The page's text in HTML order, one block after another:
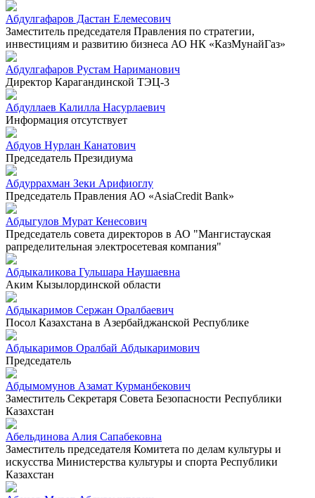
Абдулгафаров Дастан Елемесович
Заместитель председателя Правления по стратегии,
инвестициям и развитию бизнеса АО НК «КазМунайГаз»
Абдулгафаров Рустам Нариманович
Директор Карагандинской ТЭЦ-3
Абдуллаев Калилла Насурлаевич
Информация отсутствует
Абдуов Нурлан Канатович
Председатель Президиума
Абдуррахман Зеки Арифиоглу
Председатель Правления АО «AsiaCredit Bank»
Абдыгулов Мурат Кенесович
Председатель совета директоров в АО "Мангистауская
рапределительная электросетевая компания"
Абдыкаликова Гульшара Наушаевна
Аким Кызылординской области
Абдыкаримов Сержан Оралбаевич
Посол Казахстана в Азербайджанской Республике
Абдыкаримов Оралбай Абдыкаримович
Председатель
Абдымомунов Азамат Курманбекович
Заместитель Секретаря Совета Безопасности Республики
Казахстан
Абельдинова Алия Сапабековна
Заместитель председателя Комитета по делам культуры и
искусства Министерства культуры и спорта Республики
Казахстан